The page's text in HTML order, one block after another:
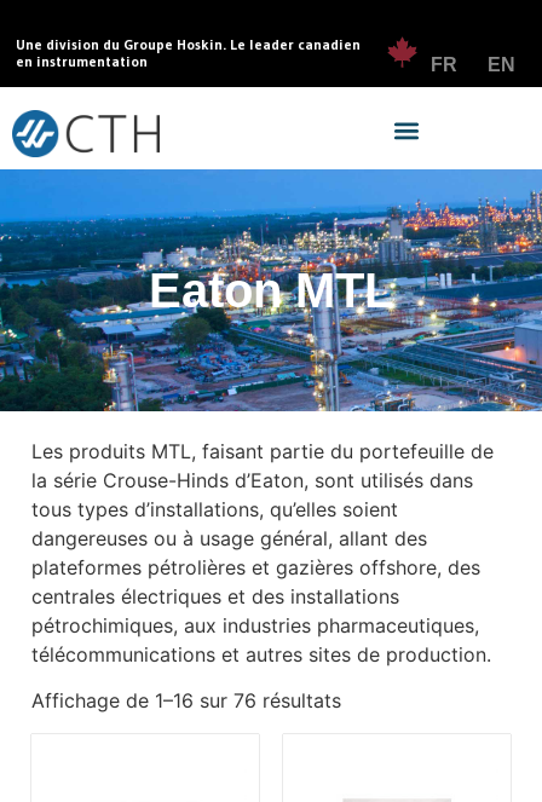
Une division du Groupe Hoskin. Le leader canadien
en instrumentation
FR EN
Eaton MTL
Les produits MTL, faisant partie du portefeuille de
la série Crouse-Hinds d’Eaton, sont utilisés dans
tous types d’installations, qu’elles soient
dangereuses ou à usage général, allant des
plateformes pétrolières et gazières offshore, des
centrales électriques et des installations
pétrochimiques, aux industries pharmaceutiques,
télécommunications et autres sites de production.
Affichage de 1–16 sur 76 résultats